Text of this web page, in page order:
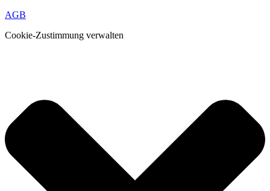
AGB
Cookie-Zustimmung verwalten